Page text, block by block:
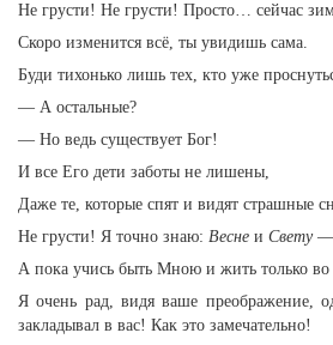
Не грусти! Не грусти! Просто… сейчас
Скоро изменится всё, ты увидишь сама.
Буди тихонько лишь тех, кто уже
— А остальные?
— Но ведь существует Бог!
И все Его дети заботы не лишены,
Даже те, которые спят и видят страшные
Не грусти! Я точно знаю: Весне и Свету—
А пока учись быть Мною и жить только
Я очень рад, видя ваше преображение,
закладывал в вас! Как это замечательно!